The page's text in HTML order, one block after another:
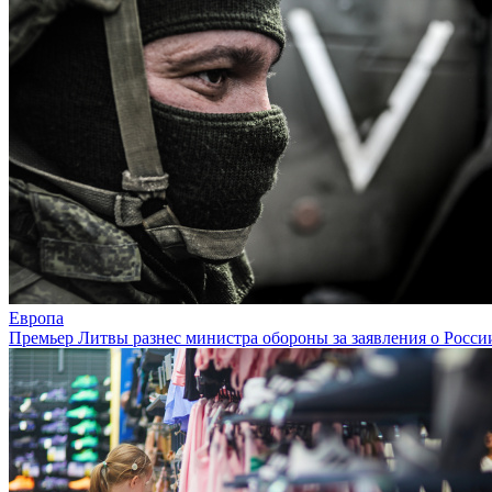
Европа
Премьер Литвы разнес министра обороны за заявления о